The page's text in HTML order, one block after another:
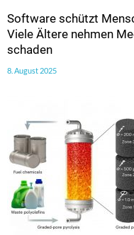
Software schützt
Viele Ältere nehmen
schaden
8. August 2025